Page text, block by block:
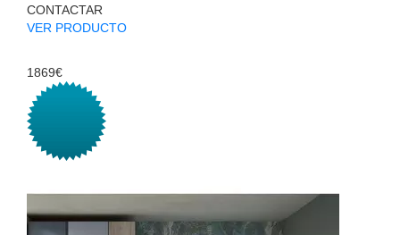
CONTACTAR
VER PRODUCTO
1869€